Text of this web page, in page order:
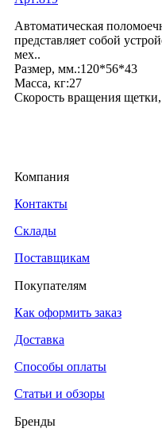
Автоматическая
представляет собой
мех..
Размер, мм.:120*56*43
Масса, кг:27
Скорость вращения
Компания
Контакты
Склады
Поставщикам
Покупателям
Как оформить заказ
Доставка
Способы оплаты
Статьи и обзоры
Бренды